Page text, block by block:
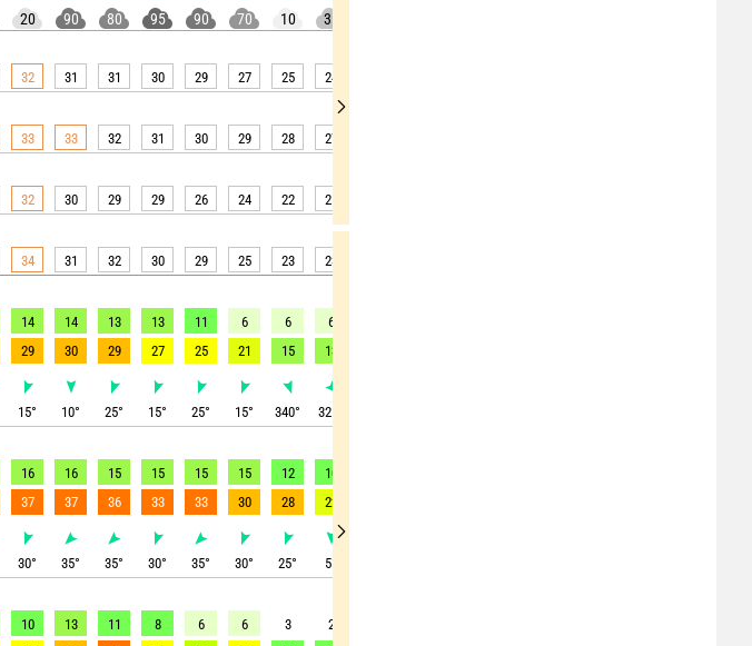
20 90 80 95 90 70 10 35
32 31 31 30 29 27 25 24
33 33 32 31 30 29 28 27
32 30 29 29 26 24 22 21
34 31 32 30 29 25 23 23
14 14 13 13 11 6 6 6
29 30 29 27 25 21 15 13
15° 10° 25° 15° 25° 15° 340° 325
16 16 15 15 15 15 12 10
37 37 36 33 33 30 28 22
30° 35° 35° 30° 35° 30° 25° 5°
10 13 11 8 6 6 3 2